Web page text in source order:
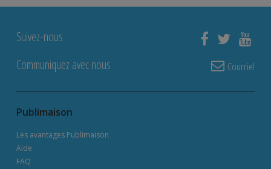
Suivez-nous
Communiquez avec nous
Courriel
Publimaison
Les avantages Publimaison
Aide
FAQ